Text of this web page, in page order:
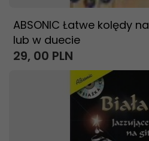
ABSONIC Łatwe kolędy
lub w duecie
29, 00 PLN